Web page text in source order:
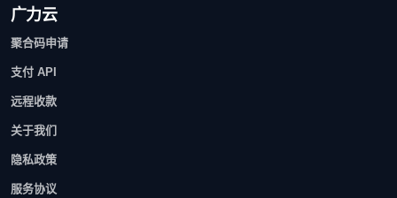
广力云
聚合码申请
支付 API
远程收款
关于我们
隐私政策
服务协议